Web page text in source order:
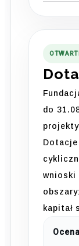
do
Dotacje
wnioski
kapitał